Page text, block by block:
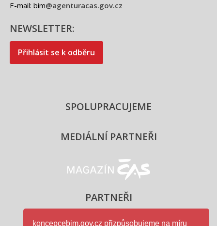
E-mail: bim@agenturacas.gov.cz
NEWSLETTER:
Přihlásit se k odběru
SPOLUPRACUJEME
MEDIÁLNÍ PARTNEŘI
Magazín ČAS - logo
PARTNEŘI
koncepcebim.gov.cz přizpůsobujeme na míru